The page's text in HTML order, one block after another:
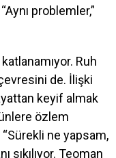
problemler,”
Ruh
de. İlişki
keyif almak
özlem
“Sürekli ne yapsam,
sıkılıyor. Teoman